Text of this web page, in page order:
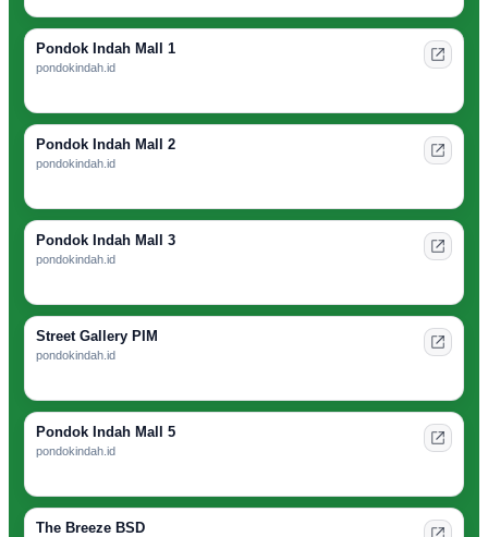
Pondok Indah Mall 1
pondokindah.id
Pondok Indah Mall 2
pondokindah.id
Pondok Indah Mall 3
pondokindah.id
Street Gallery PIM
pondokindah.id
Pondok Indah Mall 5
pondokindah.id
The Breeze BSD